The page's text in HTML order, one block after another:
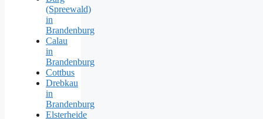
(Spreewald)
in
Brandenburg
Calau
in
Brandenburg
Cottbus
Drebkau
in
Brandenburg
Elsterheide